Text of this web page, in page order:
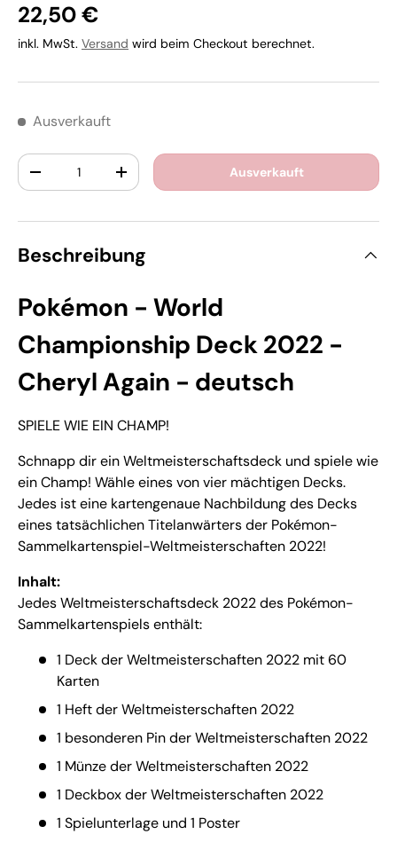
22,50 €
inkl. MwSt. Versand wird beim Checkout berechnet.
Ausverkauft
Anzahl
+ Ausverkauft
Beschreibung
Pokémon - World
Championship Deck 2022 -
Cheryl Again - deutsch
SPIELE WIE EIN CHAMP!
Schnapp dir ein Weltmeisterschaftsdeck und spiele wie
ein Champ! Wähle eines von vier mächtigen Decks.
Jedes ist eine kartengenaue Nachbildung des Decks
eines tatsächlichen Titelanwärters der Pokémon-
Sammelkartenspiel-Weltmeisterschaften 2022!
Inhalt:
Jedes Weltmeisterschaftsdeck 2022 des Pokémon-
Sammelkartenspiels enthält:
1 Deck der Weltmeisterschaften 2022 mit 60
Karten
1 Heft der Weltmeisterschaften 2022
1 besonderen Pin der Weltmeisterschaften 2022
1 Münze der Weltmeisterschaften 2022
1 Deckbox der Weltmeisterschaften 2022
1 Spielunterlage und 1 Poster